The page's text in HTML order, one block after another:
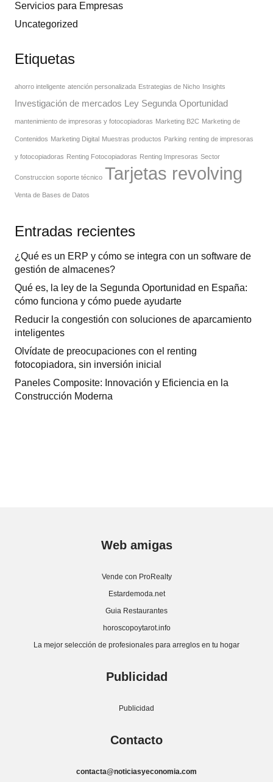
Servicios para Empresas
Uncategorized
Etiquetas
ahorro inteligente atención personalizada Estrategias de Nicho Insights
Investigación de mercados Ley Segunda Oportunidad
mantenimiento de impresoras y fotocopiadoras Marketing B2C Marketing de
Contenidos Marketing Digital Muestras productos Parking renting de impresoras
y fotocopiadoras Renting Fotocopiadoras Renting Impresoras Sector
Construccion soporte técnico Tarjetas revolving
Venta de Bases de Datos
Entradas recientes
¿Qué es un ERP y cómo se integra con un software de
gestión de almacenes?
Qué es, la ley de la Segunda Oportunidad en España:
cómo funciona y cómo puede ayudarte
Reducir la congestión con soluciones de aparcamiento
inteligentes
Olvídate de preocupaciones con el renting
fotocopiadora, sin inversión inicial
Paneles Composite: Innovación y Eficiencia en la
Construcción Moderna
Web amigas
Vende con ProRealty
Estardemoda.net
Guia Restaurantes
horoscopoytarot.info
La mejor selección de profesionales para arreglos en tu hogar
Publicidad
Publicidad
Contacto
contacta@noticiasyeconomia.com